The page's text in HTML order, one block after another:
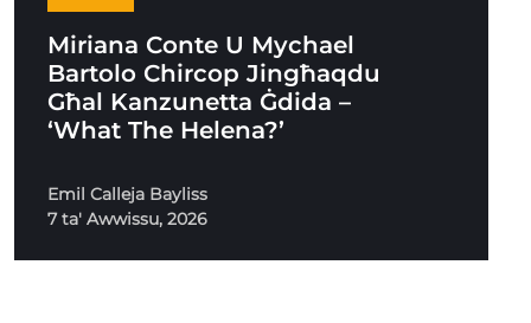
Miriana Conte U Mychael
Bartolo Chircop Jingħaqdu
Għal Kanzunetta Ġdida –
‘What The Helena?’
Emil Calleja Bayliss
7 ta' Awwissu, 2026